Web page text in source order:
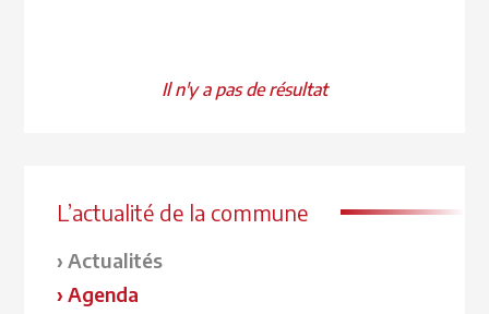
L’actualité de la commune
Actualités
Agenda
Il n'y a pas de résultat